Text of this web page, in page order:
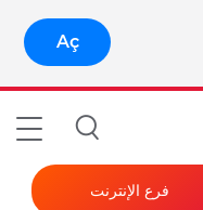
Aç
فرع الإنترنت